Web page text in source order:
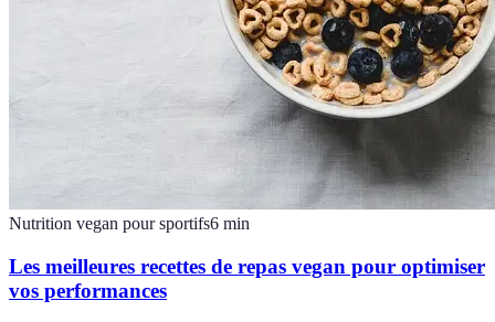
Nutrition vegan pour sportifs6 min
Les meilleures recettes de repas vegan pour optimiser
vos performances